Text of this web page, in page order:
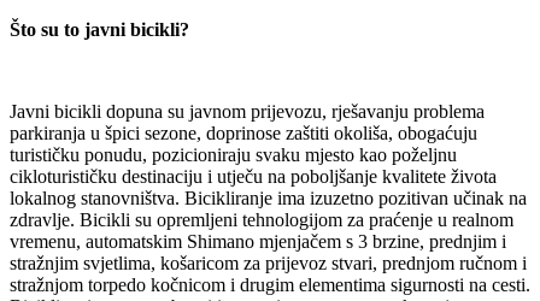
Što su to javni bicikli?
Javni bicikli dopuna su javnom prijevozu, rješavanju problema
parkiranja u špici sezone, doprinose zaštiti okoliša, obogaćuju
turističku ponudu, pozicioniraju svaku mjesto kao poželjnu
cikloturističku destinaciju i utječu na poboljšanje kvalitete života
lokalnog stanovništva. Bicikliranje ima izuzetno pozitivan učinak na
zdravlje. Bicikli su opremljeni tehnologijom za praćenje u realnom
vremenu, automatskim Shimano mjenjačem s 3 brzine, prednjim i
stražnjim svjetlima, košaricom za prijevoz stvari, prednjom ručnom i
stražnjom torpedo kočnicom i drugim elementima sigurnosti na cesti.